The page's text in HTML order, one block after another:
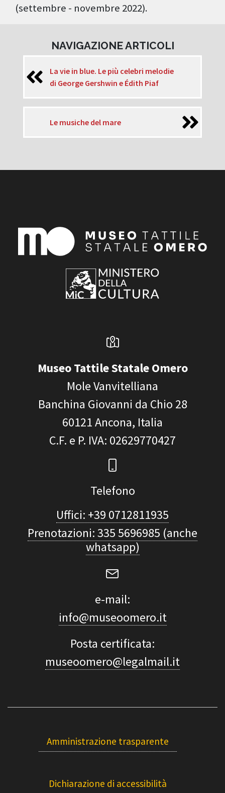
(settembre - novembre 2022).
NAVIGAZIONE ARTICOLI
La vie in blue. Le più celebri melodie
di George Gershwin e Édith Piaf
Le musiche del mare
Museo Tattile Statale Omero
Mole Vanvitelliana
Banchina Giovanni da Chio 28
60121Ancona, Italia
C.F. e P. IVA: 02629770427
Telefono
Uffici: +39 0712811935
Prenotazioni: 335 5696985 (anche
whatsapp)
e-mail:
info@museoomero.it
Posta certificata:
museoomero@legalmail.it
Amministrazione trasparente
Dichiarazione di accessibilità